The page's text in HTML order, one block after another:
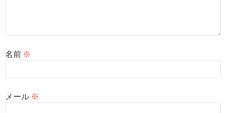
名前 ※
メール ※